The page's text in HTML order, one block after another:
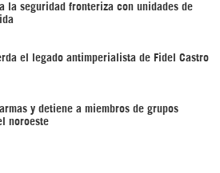
la seguridad fronteriza con unidades de
el legado antimperialista de Fidel Castro
y detiene a miembros de grupos
noroeste